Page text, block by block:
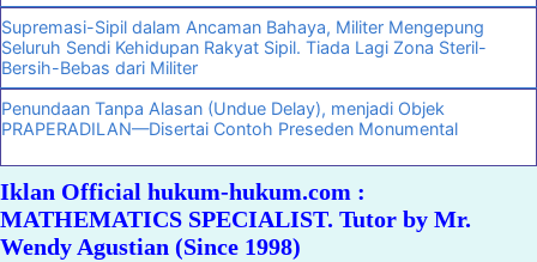
Supremasi-Sipil dalam Ancaman Bahaya, Militer Mengepung
Seluruh Sendi Kehidupan Rakyat Sipil. Tiada Lagi Zona Steril-
Bersih-Bebas dari Militer
Penundaan Tanpa Alasan (Undue Delay), menjadi Objek
PRAPERADILAN—Disertai Contoh Preseden Monumental
Iklan Official hukum-hukum.com :
MATHEMATICS SPECIALIST. Tutor by Mr.
Wendy Agustian (Since 1998)